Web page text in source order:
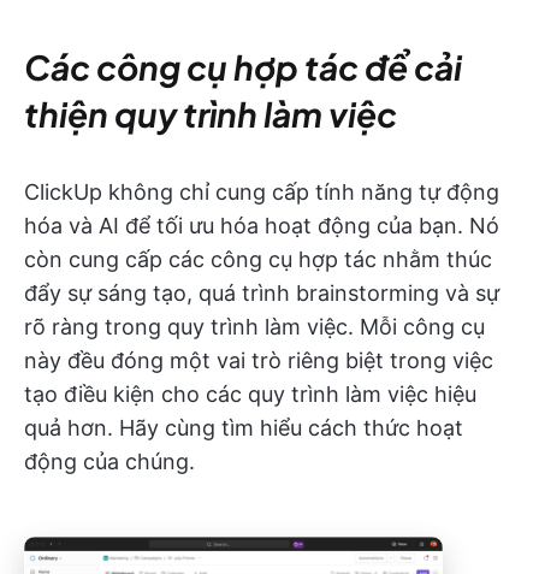
Các công cụ hợp tác để cải
thiện quy trình làm việc
ClickUp không chỉ cung cấp tính năng tự động
hóa và AI để tối ưu hóa hoạt động của bạn. Nó
còn cung cấp các công cụ hợp tác nhằm thúc
đẩy sự sáng tạo, quá trình brainstorming và sự
rõ ràng trong quy trình làm việc. Mỗi công cụ
này đều đóng một vai trò riêng biệt trong việc
tạo điều kiện cho các quy trình làm việc hiệu
quả hơn. Hãy cùng tìm hiểu cách thức hoạt
động của chúng.